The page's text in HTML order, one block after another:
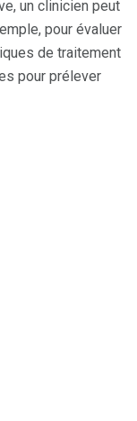
un clinicien peut
pour évaluer
de traitement
pour prélever